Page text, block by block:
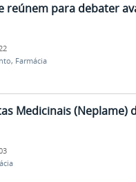
reúnem para debater
, Farmácia
Medicinais (Neplame)